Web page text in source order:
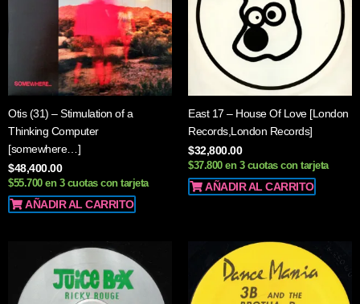
Otis (31) – Stimulation of a
Thinking Computer
[somewhere…]
$48,400.00
$55.700 en 3 cuotas con tarjeta
AÑADIR AL CARRITO
East 17 – House Of Love [London
Records,London Records]
$32,800.00
$37.800 en 3 cuotas con tarjeta
AÑADIR AL CARRITO